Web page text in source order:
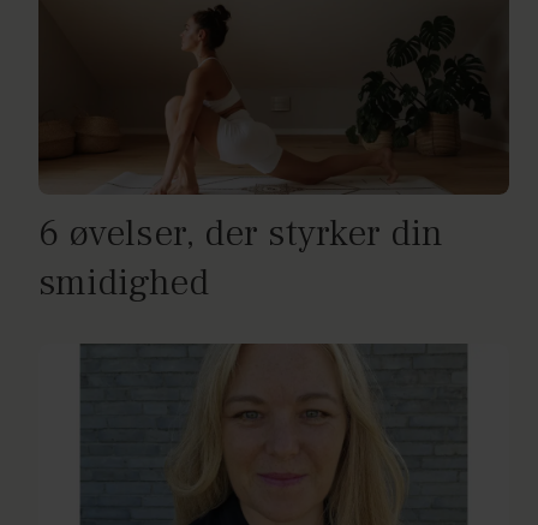
6 øvelser, der styrker din
smidighed